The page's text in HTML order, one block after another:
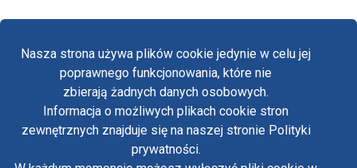
Nasza strona używa plików cookie jedynie w celu jej
poprawnego funkcjonowania, które nie
zbierają żadnych danych osobowych.
Informacja o możliwych plikach cookie stron
zewnętrznych znajduje się na naszej stronie Polityki
prywatności.